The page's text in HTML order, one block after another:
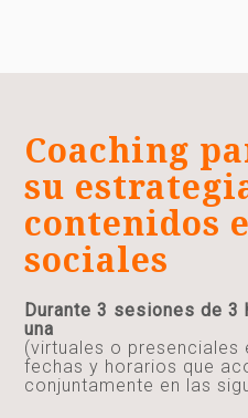
Coaching
su
contenidos
sociales
Durante 3 sesiones de 3
una
(virtuales o presenciales
fechas y horarios que
conjuntamente en las